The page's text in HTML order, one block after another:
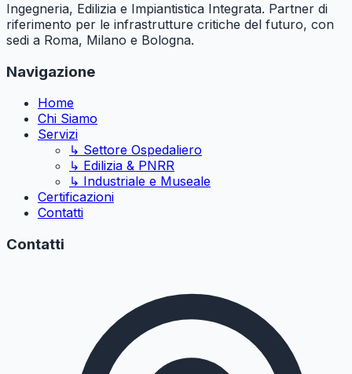
Ingegneria, Edilizia e Impiantistica Integrata. Partner di
riferimento per le infrastrutture critiche del futuro, con
sedi a Roma, Milano e Bologna.
Navigazione
Home
Chi Siamo
Servizi
↳ Settore Ospedaliero
↳ Edilizia & PNRR
↳ Industriale e Museale
Certificazioni
Contatti
Contatti